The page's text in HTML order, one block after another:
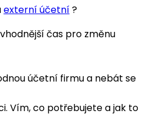
externí účetní?
čas pro změnu
účetní firmu a nebát se
Vím, co potřebujete a jak to